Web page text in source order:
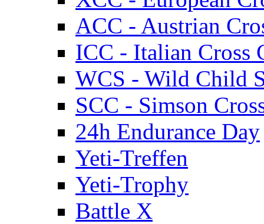
ACC - Austrian
ICC - Italian Cross
WCS - Wild Child
SCC - Simson
24h Endurance Day
Yeti-Treffen
Yeti-Trophy
Battle X